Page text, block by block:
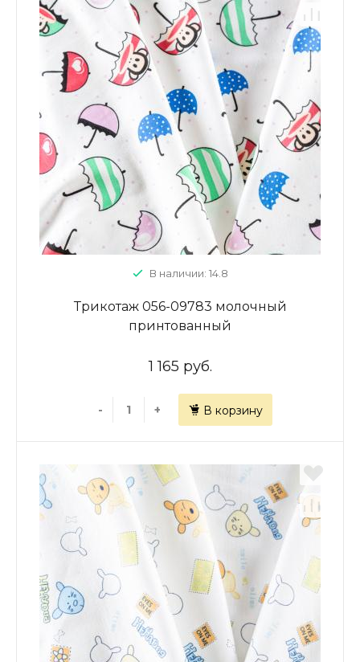
В наличии: 14.8
Трикотаж 056-09783 молочный
принтованный
1 165 руб.
- + В корзину